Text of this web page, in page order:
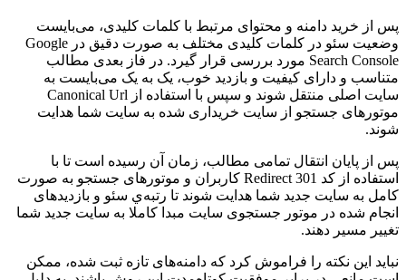
پس از خرید دامنه و محتوای مرتبط با کلمات کلیدی، می‌بایست
وضعیت سئو در کلمات کلیدی مختلف به صورت دقیق در Google
Search Console مورد بررسی قرار گیرد. در فاز بعدی مطالب
متناسب و دارای کیفیت و بازدید خوب، یک به یک می‌بایست به
سایت اصلی منتقل شوند و سپس با استفاده از Canonical Url
موتورهای جستجو از سایت خریداری شده به سایت شما هدایت
شوند.
پس از پایان انتقال تمامی مطالب، زمان آن رسیده است تا با
استفاده از کد 301 Redirect کاربران و موتورهای جستجو به صورت
کامل به سایت جدید شما هدایت شوند تا رتبه‌ي سئو و بازدیدهای
انجام شده در موتور جستجوی سایت مبدا کاملا به سایت جدید شما
تغییر مسیر دهند.
نباید این نکته را فراموش کرد که دامنه‌های تازه ثبت شده، ممکن